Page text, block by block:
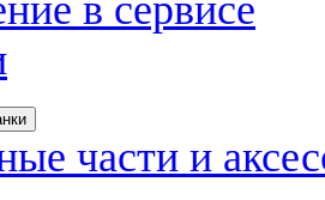
части и